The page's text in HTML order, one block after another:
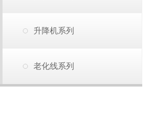
升降机系列
老化线系列